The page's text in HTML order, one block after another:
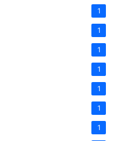
1
1
1
1
1
1
1